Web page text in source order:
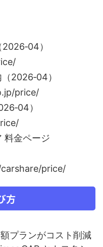
）
2026‑04）
price/
）
料金ページ
price/
方
プランがコスト削減